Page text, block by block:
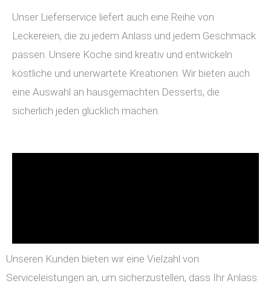
Unser Lieferservice liefert auch eine Reihe von
Leckereien, die zu jedem Anlass und jedem Geschmack
passen. Unsere Köche sind kreativ und entwickeln
köstliche und unerwartete Kreationen. Wir bieten auch
eine Auswahl an hausgemachten Desserts, die
sicherlich jeden glücklich machen.
Unseren Kunden bieten wir eine Vielzahl von
Serviceleistungen an, um sicherzustellen, dass Ihr Anlass